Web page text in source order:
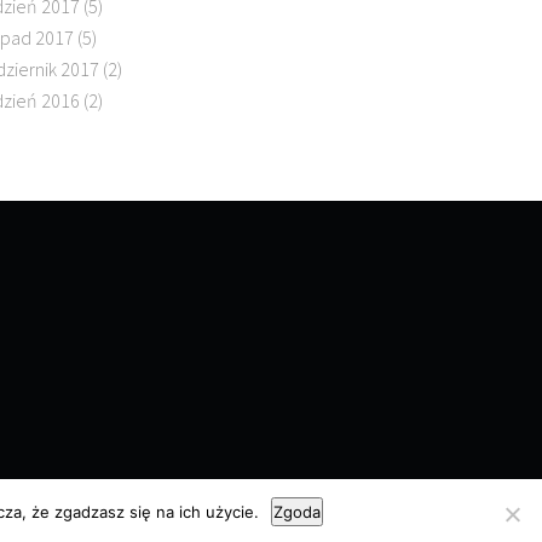
2017 (5)
2017 (5)
2017 (2)
2016 (2)
że zgadzasz się na ich użycie. Zgoda